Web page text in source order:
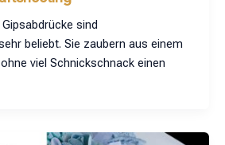
sind
beliebt. Sie zaubern aus einem
viel Schnickschnack einen